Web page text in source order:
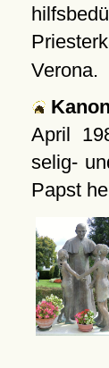
Verona.
April
selig-
Papst